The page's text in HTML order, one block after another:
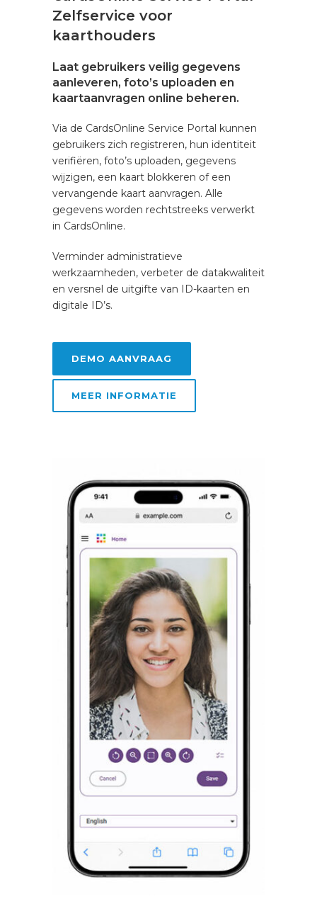
Zelfservice voor
kaarthouders
Laat gebruikers veilig gegevens
aanleveren, foto’s uploaden en
kaartaanvragen online beheren.
Via de CardsOnline Service Portal kunnen
gebruikers zich registreren, hun identiteit
verifiëren, foto’s uploaden, gegevens
wijzigen, een kaart blokkeren of een
vervangende kaart aanvragen. Alle
gegevens worden rechtstreeks verwerkt
in CardsOnline.
Verminder administratieve
werkzaamheden, verbeter de datakwaliteit
en versnel de uitgifte van ID-kaarten en
digitale ID’s.
DEMO AANVRAAG
MEER INFORMATIE